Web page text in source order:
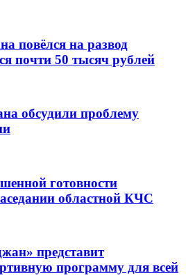
повёлся на развод
почти 50 тысяч рублей
обсудили проблему
готовности
областной КЧС
представит
программу для всей